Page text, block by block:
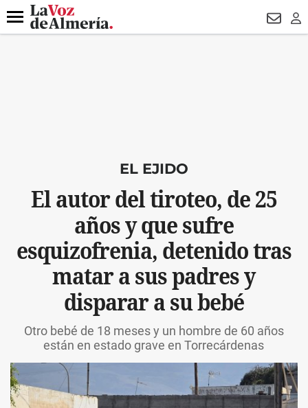
DESTACADO
Menú
EL EJIDO
El autor del tiroteo, de 25
años y que sufre
esquizofrenia, detenido tras
matar a sus padres y
disparar a su bebé
Otro bebé de 18 meses y un hombre de 60 años
están en estado grave en Torrecárdenas